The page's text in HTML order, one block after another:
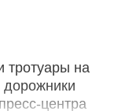
тротуары на
дорожники
центра